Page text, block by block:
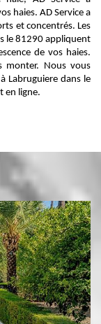
haies. AD Service a
et concentrés. Les
le 81290 appliquent
de vos haies.
monter. Nous vous
Labruguiere dans le
en ligne.